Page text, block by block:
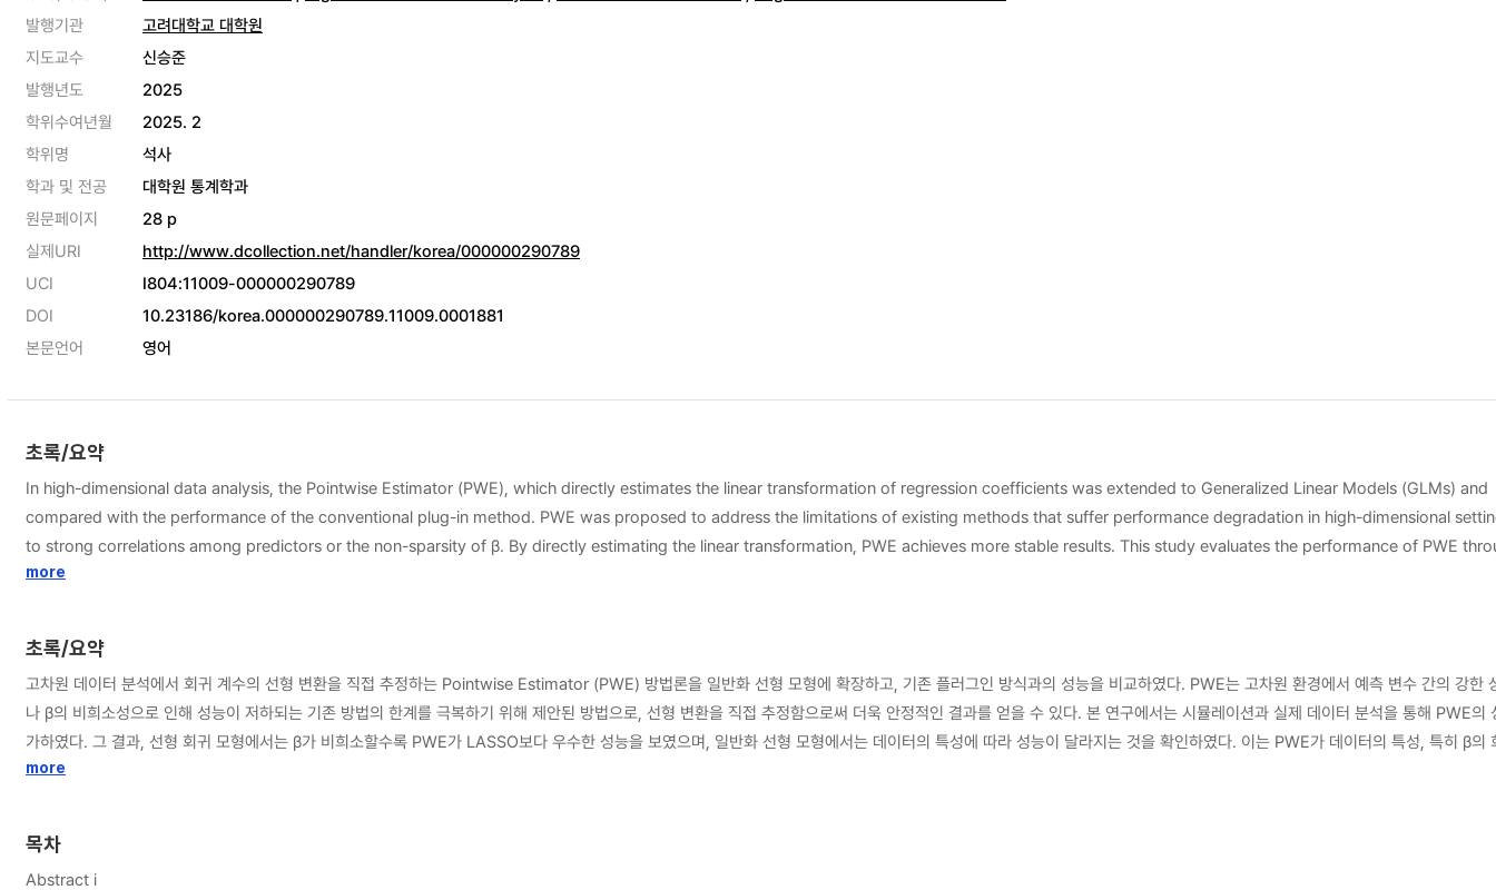
발행기관
고려대학교 대학원
지도교수
신승준
발행년도
2025
학위수여년월
2025. 2
학위명
석사
학과 및 전공
대학원 통계학과
원문페이지
28 p
실제URI
http://www.dcollection.net/handler/korea/000000290789
UCI
I804:11009-000000290789
DOI
10.23186/korea.000000290789.11009.0001881
본문언어
영어
초록/요약
In high-dimensional data analysis, the Pointwise Estimator (PWE), which directly estimates the linear transformation of regression coefficients was extended to Generalized Linear Models (GLMs) and
compared with the performance of the conventional plug-in method. PWE was proposed to address the limitations of existing methods that suffer performance degradation in high-dimensional
to strong correlations among predictors or the non-sparsity of β. By directly estimating the linear transformation, PWE achieves more stable results. This study evaluates the performance of PWE
simulations and real data analyses. The results show that in linear regression, PWE outperforms LASSO as β becomes less sparse, while in GLMs, the performance varies depending on the data
more
초록/요약
고차원 데이터 분석에서 회귀 계수의 선형 변환을 직접 추정하는 Pointwise Estimator (PWE) 방법론을 일반화 선형 모형에 확장하고, 기존 플러그인 방식과의 성능을 비교하였다. PWE는 고차원 환경에서 예측 변수 간의 강한
나 β의 비희소성으로 인해 성능이 저하되는 기존 방법의 한계를 극복하기 위해 제안된 방법으로, 선형 변환을 직접 추정함으로써 더욱 안정적인 결과를 얻을 수 있다. 본 연구에서는 시뮬레이션과 실제 데이터 분석을 통해 PWE의
가하였다. 그 결과, 선형 회귀 모형에서는 β가 비희소할수록 PWE가 LASSO보다 우수한 성능을 보였으며, 일반화 선형 모형에서는 데이터의 특성에 따라 성능이 달라지는 것을 확인하였다. 이는 PWE가 데이터의 특성, 특히 β의
데이터 간 상관 구조에 따라 유연하게 대응할 수 있음을 시사한다. 본 연구는 고차원 데이터 분석에서 PWE의 유용성을 보여주었으며, 향후 다양한 일반화 선형 모형 및 실제 데이터에 대한 추가적인 연구가 필요하다.
more
목차
Abstract i